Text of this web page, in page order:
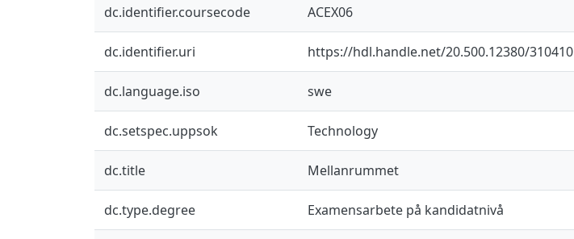
dc.identifier.coursecode ACEX06
dc.identifier.uri https://hdl.handle.net/20.500.12380/310410
dc.language.iso swe
dc.setspec.uppsok Technology
dc.title Mellanrummet
dc.type.degree Examensarbete på kandidatnivå